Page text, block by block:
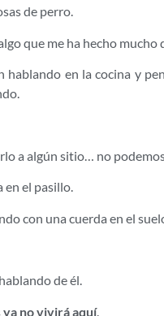
de perro.
que me ha hecho mucho
hablando en la cocina y
a algún sitio… no podemos
en el pasillo.
con una cuerda en el
de él.
ya no vivirá aquí.